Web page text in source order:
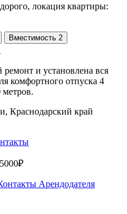
локация квартиры:
Вместимость 2
и установлена вся
комфортного отпуска 4
метров.
Краснодарский край
5000₽
Арендодателя